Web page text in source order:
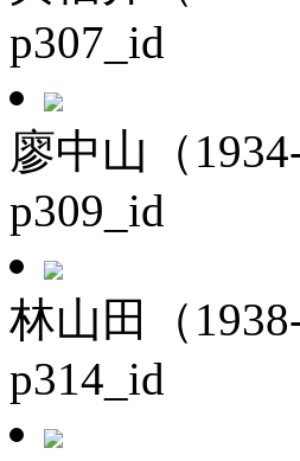
p307_id
廖中山（1934-
p309_id
林山田（1938-
p314_id